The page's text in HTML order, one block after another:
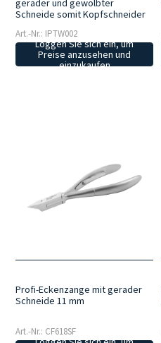
gerader und gewölbter
Schneide somit Kopfschneider
Art.-Nr.: IPTW002
Loggen Sie sich ein, um
Preise anzusehen und
einzukaufen
Profi-Eckenzange mit gerader
Schneide 11 mm
Art.-Nr.: CF618SF